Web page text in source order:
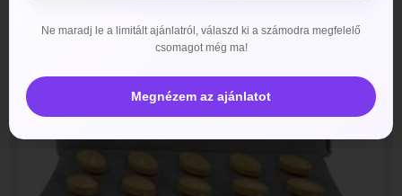
Ne maradj le a limitált ajánlatról, válaszd ki a számodra megfelelő
csomagot még ma!
Megnézem az ajánlatot